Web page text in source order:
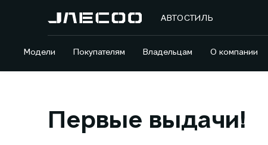
АВТОСТИЛЬ
Модели Покупателям Владельцам О компании
Первые выдачи!